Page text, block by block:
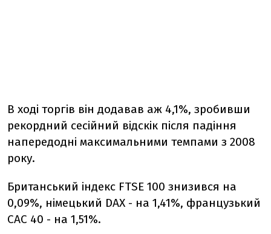
В ході торгів він додавав аж 4,1%, зробивши
рекордний сесійний відскік після падіння
напередодні максимальними темпами з 2008
року.
Британський індекс FTSE 100 знизився на
0,09%, німецький DAX - на 1,41%, французький
CAC 40 - на 1,51%.